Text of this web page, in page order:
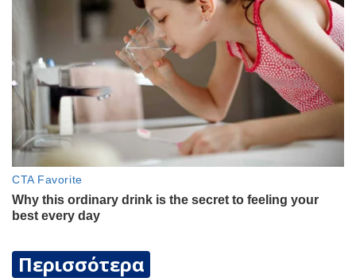
Περισσότερα